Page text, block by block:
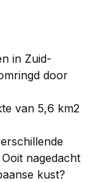
in Zuid-
door
van 5,6 km2
nagedacht
kust?